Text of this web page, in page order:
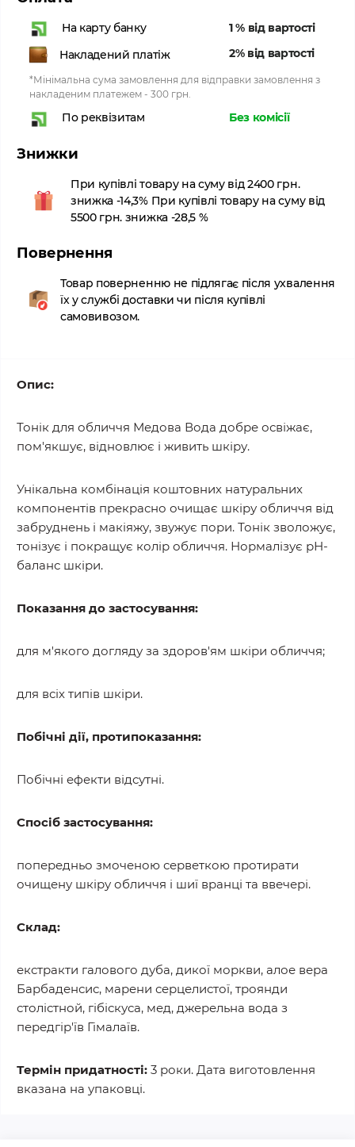
На карту банку
1 % від вартості
Накладений платіж
2% від вартості
*Мінімальна сума замовлення для відправки замовлення з
накладеним платежем - 300 грн.
По реквізитам Без комісії
Знижки
При купівлі товару на суму від 2400 грн.
знижка -14,3% При купівлі товару на суму від
5500 грн. знижка -28,5 %
Повернення
Товар поверненню не підлягає після ухвалення
їх у службі доставки чи після купівлі
самовивозом.
Опис:
Тонік для обличчя Медова Вода добре освіжає,
пом'якшує, відновлює і живить шкіру.
Унікальна комбінація коштовних натуральних
компонентів прекрасно очищає шкіру обличчя від
забруднень і макіяжу, звужує пори. Тонік зволожує,
тонізує і покращує колір обличчя. Нормалізує рН-
баланс шкіри.
Показання до застосування:
для м'якого догляду за здоров'ям шкіри обличчя;
для всіх типів шкіри.
Побічні дії, протипоказання:
Побічні ефекти відсутні.
Спосіб застосування:
попередньо змоченою серветкою протирати
очищену шкіру обличчя і шиї вранці та ввечері.
Склад:
екстракти галового дуба, дикої моркви, алое вера
Барбаденсис, марени серцелистої, троянди
столістной, гібіскуса, мед, джерельна вода з
передгір'їв Гімалаїв.
Термін придатності: 3 роки. Дата виготовлення
вказана на упаковці.